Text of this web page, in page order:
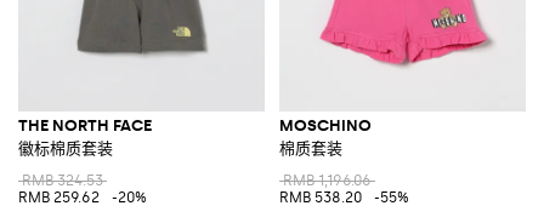
THE NORTH FACE
徽标棉质套装
RMB 324.53
RMB 259.62
-20%
MOSCHINO
棉质套装
RMB 1,196.06
RMB 538.20
-55%